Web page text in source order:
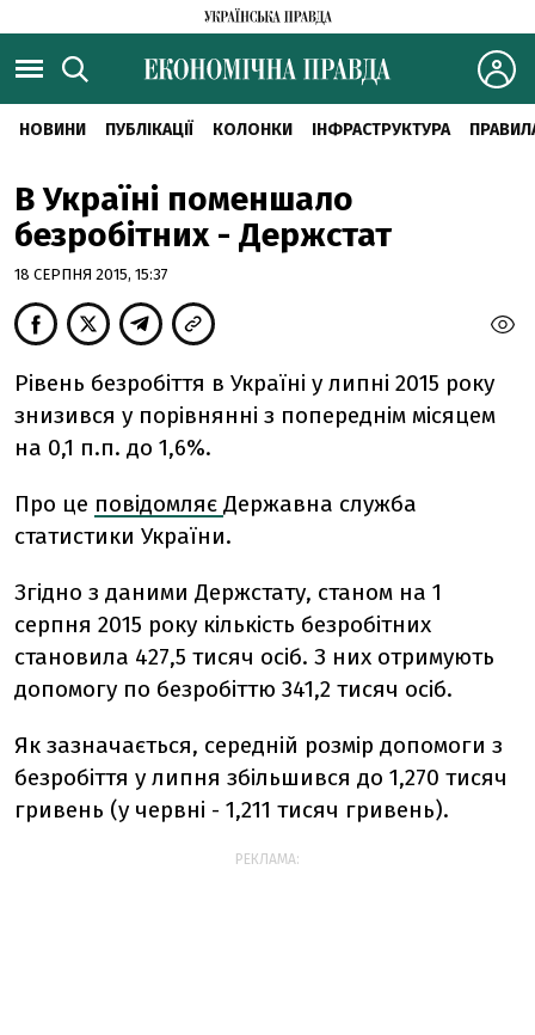
НОВИНИ ПУБЛІКАЦІЇ КОЛОНКИ ІНФРАСТРУКТУРА
В Україні поменшало
безробітних - Держстат
18 СЕРПНЯ 2015, 15:37
Рівень безробіття в Україні у липні 2015 року
знизився у порівнянні з попереднім місяцем
на 0,1 п.п. до 1,6%.
Про це повідомляє Державна служба
статистики України.
Згідно з даними Держстату, станом на 1
серпня 2015 року кількість безробітних
становила 427,5 тисяч осіб. З них отримують
допомогу по безробіттю 341,2 тисяч осіб.
Як зазначається, середній розмір допомоги з
безробіття у липня збільшився до 1,270 тисяч
гривень (у червні - 1,211 тисяч гривень).
РЕКЛАМА: